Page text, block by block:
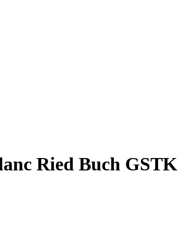
Ried Buch GSTK